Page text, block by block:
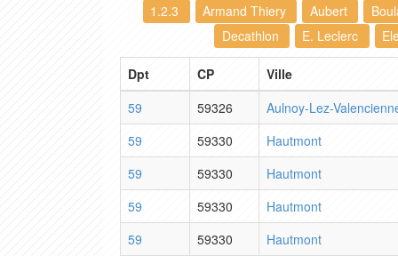
1.2.3 Armand Thiery Aubert
Decathlon
E. Leclerc
Dpt CP
Ville
59
59326
Aulnoy-Lez-
59
59330
Hautmont
59
59330
Hautmont
59
59330
Hautmont
59
59330
Hautmont